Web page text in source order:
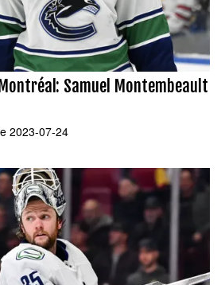
Samuel Montembeault
2023-07-24